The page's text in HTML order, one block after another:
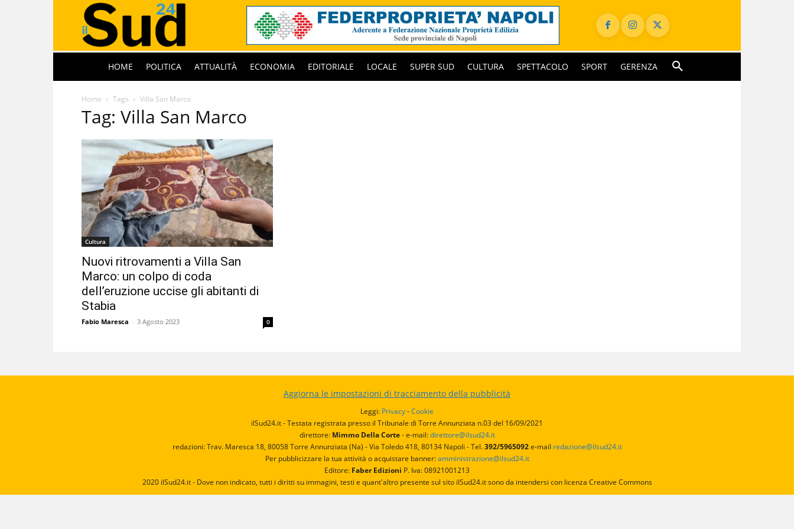
HOME POLITICA ATTUALITÀ ECONOMIA EDITORIALE LOCALE SUPER SUD CULTURA SPETTACOLO SPORT GERENZA
Home Tags Villa San Marco
Tag: Villa San Marco
Cultura
Nuovi ritrovamenti a Villa San
Marco: un colpo di coda
dell’eruzione uccise gli abitanti di
Stabia
Fabio Maresca - 3 Agosto 2023 0
Aggiorna le impostazioni di tracciamento della pubblicità
Leggi: Privacy-Cookie
ilSud24.it - Testata registrata presso il Tribunale di Torre Annunziata n.03 del 16/09/2021
direttore:Mimmo Della Corte- e-mail:direttore@ilsud24.it
redazioni: Trav. Maresca 18, 80058 Torre Annunziata (Na) - Via Toledo 418, 80134 Napoli - Tel.392/5965092e-mail redazione@ilsud24.it
Per pubblicizzare la tua attività o acquistare banner:amministrazione@ilsud24.it
Editore: Faber Edizioni P. Iva: 08921001213
2020 ilSud24.it - Dove non indicato, tutti i diritti su immagini, testi e quant'altro presente sul sito ilSud24.it sono da intendersi con licenza Creative Commons